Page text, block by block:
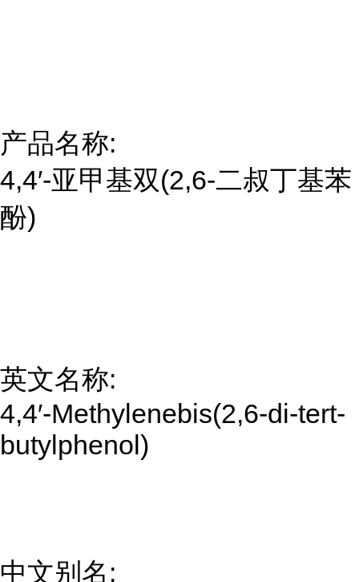
产品名称:
4,4′-亚甲基双(2,6-二叔丁基苯
酚)
英文名称:
4,4′-Methylenebis(2,6-di-tert-
butylphenol)
中文别名: